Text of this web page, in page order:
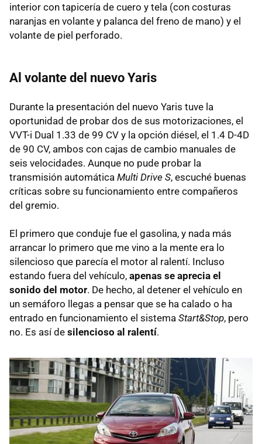
interior con tapicería de cuero y tela (con costuras
naranjas en volante y palanca del freno de mano) y el
volante de piel perforado.
Al volante del nuevo Yaris
Durante la presentación del nuevo Yaris tuve la
oportunidad de probar dos de sus motorizaciones, el
VVT-i Dual 1.33 de 99 CV y la opción diésel, el 1.4 D-4D
de 90 CV, ambos con cajas de cambio manuales de
seis velocidades. Aunque no pude probar la
transmisión automática Multi Drive S, escuché buenas
críticas sobre su funcionamiento entre compañeros
del gremio.
El primero que conduje fue el gasolina, y nada más
arrancar lo primero que me vino a la mente era lo
silencioso que parecía el motor al ralentí. Incluso
estando fuera del vehículo, apenas se aprecia el
sonido del motor. De hecho, al detener el vehículo en
un semáforo llegas a pensar que se ha calado o ha
entrado en funcionamiento el sistema Start&Stop, pero
no. Es así de silencioso al ralentí.